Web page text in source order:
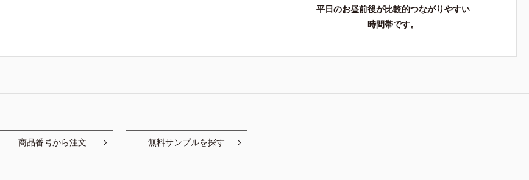
平日のお昼前後が比較的つながりやすい
時間帯です。
商品番号から注文 無料サンプルを探す